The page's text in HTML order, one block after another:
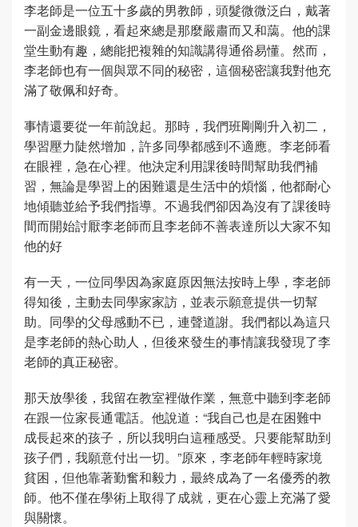
李老師是一位五十多歲的男教師，頭髮微微泛白，戴著
一副金邊眼鏡，看起來總是那麼嚴肅而又和藹。他的課
堂生動有趣，總能把複雜的知識講得通俗易懂。然而，
李老師也有一個與眾不同的秘密，這個秘密讓我對他充
滿了敬佩和好奇。
事情還要從一年前說起。那時，我們班剛剛升入初二，
學習壓力陡然增加，許多同學都感到不適應。李老師看
在眼裡，急在心裡。他決定利用課後時間幫助我們補
習，無論是學習上的困難還是生活中的煩惱，他都耐心
地傾聽並給予我們指導。不過我們卻因為沒有了課後時
間而開始討厭李老師而且李老師不善表達所以大家不知
他的好
有一天，一位同學因為家庭原因無法按時上學，李老師
得知後，主動去同學家家訪，並表示願意提供一切幫
助。同學的父母感動不已，連聲道謝。我們都以為這只
是李老師的熱心助人，但後來發生的事情讓我發現了李
老師的真正秘密。
那天放學後，我留在教室裡做作業，無意中聽到李老師
在跟一位家長通電話。他說道：“我自己也是在困難中
成長起來的孩子，所以我明白這種感受。只要能幫助到
孩子們，我願意付出一切。”原來，李老師年輕時家境
貧困，但他靠著勤奮和毅力，最終成為了一名優秀的教
師。他不僅在學術上取得了成就，更在心靈上充滿了愛
與關懷。